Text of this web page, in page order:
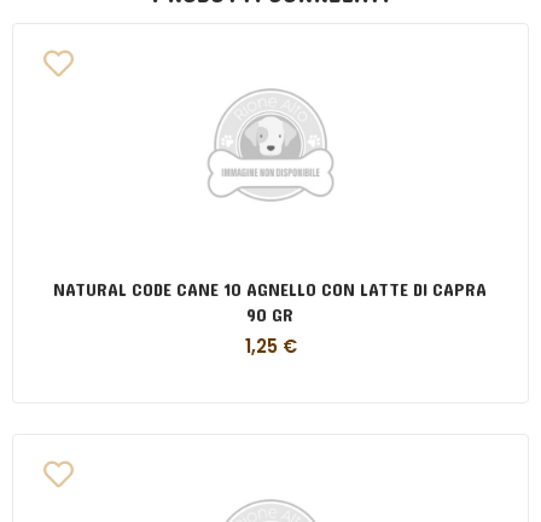
NATURAL CODE CANE 10 AGNELLO CON LATTE DI CAPRA
90 GR
1,25 €